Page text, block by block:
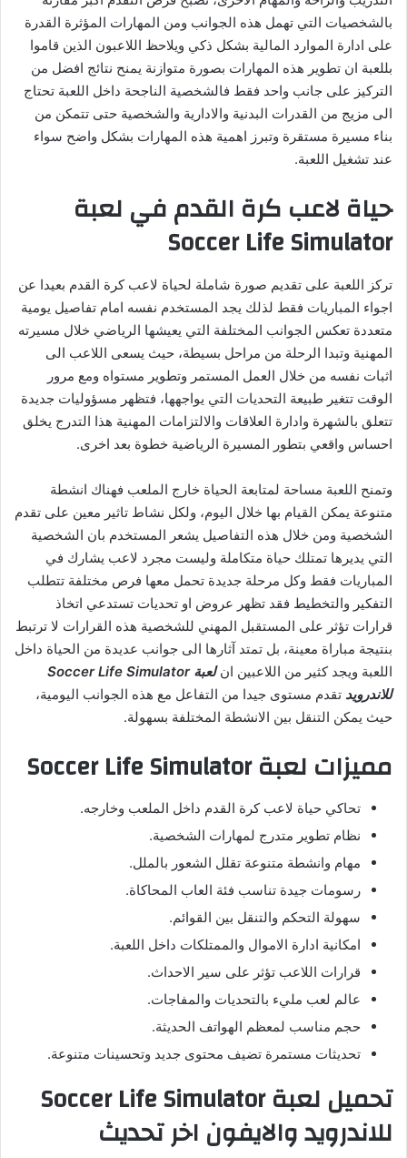
بالشخصيات التي تهمل هذه الجوانب ومن المهارات المؤثرة القدرة
على ادارة الموارد المالية بشكل ذكي ويلاحظ اللاعبون الذين قاموا
بللعبة ان تطوير هذه المهارات بصورة متوازنة يمنح نتائج افضل من
التركيز على جانب واحد فقط فالشخصية الناجحة داخل اللعبة تحتاج
الى مزيج من القدرات البدنية والادارية والشخصية حتى تتمكن من
بناء مسيرة مستقرة وتبرز اهمية هذه المهارات بشكل واضح سواء
عند تشغيل اللعبة.
حياة لاعب كرة القدم في لعبة
Soccer Life Simulator
تركز اللعبة على تقديم صورة شاملة لحياة لاعب كرة القدم بعيدا عن
اجواء المباريات فقط لذلك يجد المستخدم نفسه امام تفاصيل يومية
متعددة تعكس الجوانب المختلفة التي يعيشها الرياضي خلال مسيرته
المهنية وتبدا الرحلة من مراحل بسيطة، حيث يسعى اللاعب الى
اثبات نفسه من خلال العمل المستمر وتطوير مستواه ومع مرور
الوقت تتغير طبيعة التحديات التي يواجهها، فتظهر مسؤوليات جديدة
تتعلق بالشهرة وادارة العلاقات والالتزامات المهنية هذا التدرج يخلق
احساس واقعي بتطور المسيرة الرياضية خطوة بعد اخرى.
وتمنح اللعبة مساحة لمتابعة الحياة خارج الملعب فهناك انشطة
متنوعة يمكن القيام بها خلال اليوم، ولكل نشاط تاثير معين على تقدم
الشخصية ومن خلال هذه التفاصيل يشعر المستخدم بان الشخصية
التي يديرها تمتلك حياة متكاملة وليست مجرد لاعب يشارك في
المباريات فقط وكل مرحلة جديدة تحمل معها فرص مختلفة تتطلب
التفكير والتخطيط فقد تظهر عروض او تحديات تستدعي اتخاذ
قرارات تؤثر على المستقبل المهني للشخصية هذه القرارات لا ترتبط
بنتيجة مباراة معينة، بل تمتد آثارها الى جوانب عديدة من الحياة داخل
اللعبة ويجد كثير من اللاعبين ان
لعبة Soccer Life Simulator
للاندرويد تقدم مستوى جيدا من التفاعل مع هذه الجوانب اليومية،
حيث يمكن التنقل بين الانشطة المختلفة بسهولة.
مميزات لعبة Soccer Life Simulator
تحاكي حياة لاعب كرة القدم داخل الملعب وخارجه.
نظام تطوير متدرج لمهارات الشخصية.
مهام وانشطة متنوعة تقلل الشعور بالملل.
رسومات جيدة تناسب فئة العاب المحاكاة.
سهولة التحكم والتنقل بين القوائم.
امكانية ادارة الاموال والممتلكات داخل اللعبة.
قرارات اللاعب تؤثر على سير الاحداث.
عالم لعب مليء بالتحديات والمفاجات.
حجم مناسب لمعظم الهواتف الحديثة.
تحديثات مستمرة تضيف محتوى جديد وتحسينات متنوعة.
تحميل لعبة Soccer Life Simulator
للاندرويد والايفون اخر تحديث